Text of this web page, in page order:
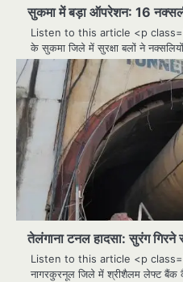
सुकमा में बड़ा ऑपरेशन: 16
Listen to this article <p
के सुकमा जिले में सुरक्षा बलों ने
तेलंगाना टनल हादसा: सुरंग
Listen to this article <p
नागरकुरनूल जिले में श्रीशैलम लेफ्ट बैंक